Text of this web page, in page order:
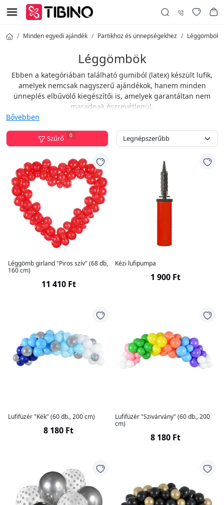
Minden egyedi ajándék Partikhoz és ünnepségekhez Léggömbök
Léggömbök
Ebben a kategóriában található gumiból (latex) készült lufik,
amelyek nemcsak nagyszerű ajándékok, hanem minden
ünneplés elbűvölő kiegészítői is, amelyek garantáltan nem
maradnak észrevétlenül.
megtalálja a neki tetsző változatot.
Bővebben
Szűrő 0
Léggömb girland "Piros szív" (68 db,
160 cm)
11 410 Ft
Kézi lufipumpa
1 900 Ft
Lufifüzér "Kék" (60 db., 200 cm)
8 180 Ft
Lufifüzér "Szivárvány" (60 db., 200
cm)
8 180 Ft